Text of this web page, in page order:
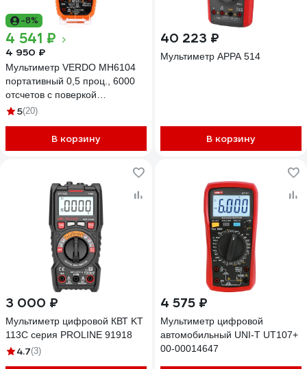
-8%
4 541 ₽
4 950 ₽
Мультиметр VERDO MH6104
портативный 0,5 проц., 6000
отсчетов с поверкой
MH610400-СП
5(20)
В корзину
40 223 ₽
Мультиметр APPA 514
В корзину
3 000 ₽
Мультиметр цифровой КВТ KT
113С серия PROLINE 91918
4.7(3)
4 575 ₽
Мультиметр цифровой
автомобильный UNI-T UT107+
00-00014647